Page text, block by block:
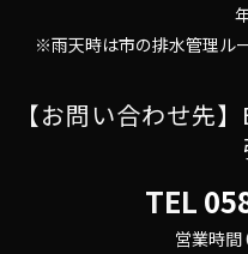
※雨天時は市の排水管理ル
【お問い合わせ先
TEL
営業時間